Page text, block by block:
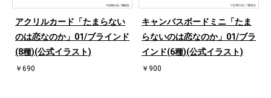
アクリルカード「たまらない
のは恋なのか」01/ブラインド
(8種)(公式イラスト)
￥690
キャンバスボードミニ「たま
らないのは恋なのか」01/ブラ
インド(6種)(公式イラスト)
￥900